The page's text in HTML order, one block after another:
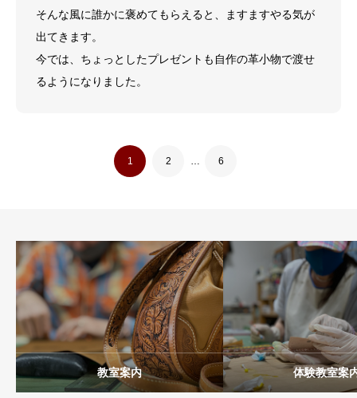
そんな風に誰かに褒めてもらえると、ますますやる気が
出てきます。
今では、ちょっとしたプレゼントも自作の革小物で渡せ
るようになりました。
1 2 6
教室案内 体験教室案